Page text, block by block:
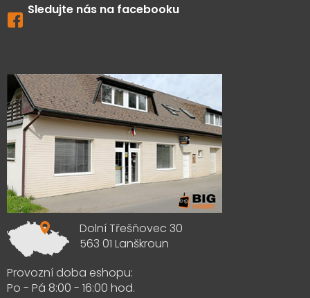
Sledujte nás na facebooku
Dolní Třešňovec 30
563 01 Lanškroun
Provozní doba eshopu:
Po - Pá 8:00 - 16:00 hod.